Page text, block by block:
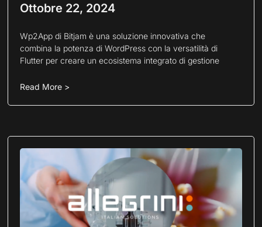
Ottobre 22, 2024
Wp2App di Bitjam è una soluzione innovativa che
combina la potenza di WordPress con la versatilità di
Flutter per creare un ecosistema integrato di gestione
Read More >